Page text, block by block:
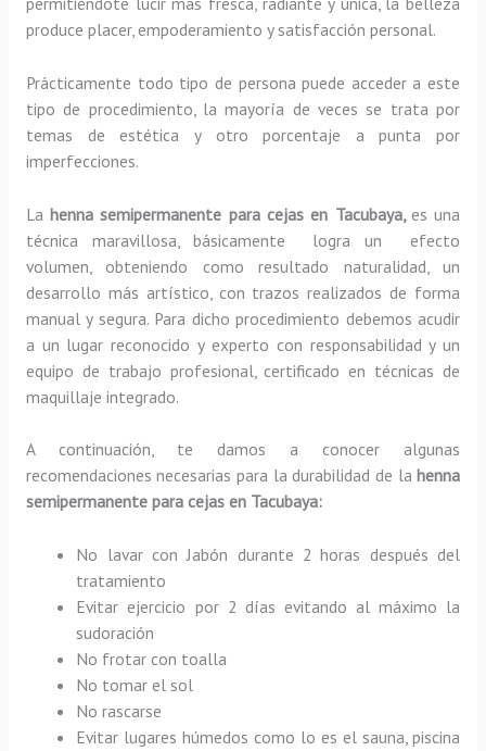
produce placer, empoderamiento y satisfacción personal.
Prácticamente todo tipo de persona puede acceder a este
tipo de procedimiento, la mayoría de veces se trata por
temas de estética y otro porcentaje a punta por
imperfecciones.
Lahenna semipermanente para cejas en Tacubaya, es una
técnica maravillosa, básicamente
logra un efecto
volumen, obteniendo como resultado naturalidad, un
desarrollo más artístico, con trazos realizados de forma
manual y segura. Para dicho procedimiento debemos acudir
a un lugar reconocido y experto con responsabilidad y un
equipo de trabajo profesional, certificado en técnicas de
maquillaje integrado.
A continuación, te damos a conocer algunas
recomendaciones necesarias para la durabilidad de lahenna
semipermanente para cejasen Tacubaya:
No lavar con Jabón durante 2 horas después del
tratamiento
Evitar ejercicio por 2 días evitando al máximo la
sudoración
No frotar con toalla
No tomar el sol
No rascarse
Evitar lugares húmedos como lo es el sauna, piscina